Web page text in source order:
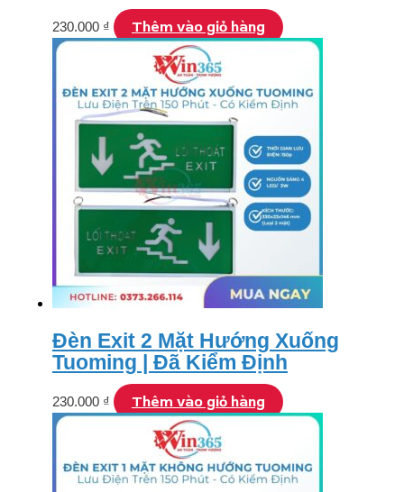
230.000 ₫ Thêm vào giỏ hàng
Đèn Exit 2 Mặt Hướng Xuống
Tuoming | Đã Kiểm Định
230.000 ₫ Thêm vào giỏ hàng